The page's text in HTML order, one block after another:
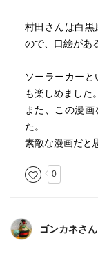
村田さんは白黒
ので、口絵があ
ソーラーカー
も楽しめました。
また、この漫
た。
素敵な漫画だと
0
ゴンカネさん